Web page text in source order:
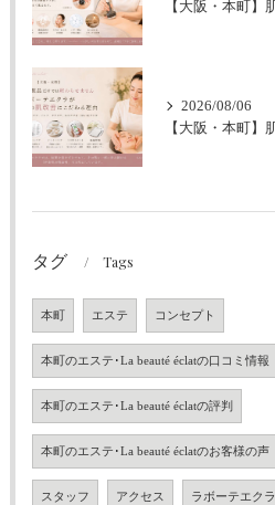
2026/08/06
タグ Tags
本町 エステ コンセプト
本町のエステ･La beauté éclatの口コミ情報
本町のエステ･La beauté éclatの評判
本町のエステ･La beauté éclatのお客様の声
スタッフ アクセス ラボーテエクラ